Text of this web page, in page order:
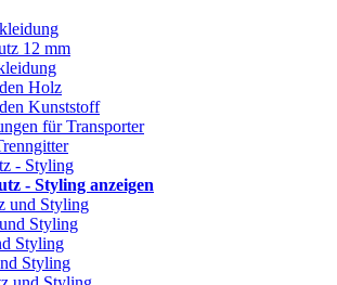
12 mm
Holz
Kunststoff
für Transporter
- Styling
- Styling anzeigen
und Styling
Styling
Styling
Styling